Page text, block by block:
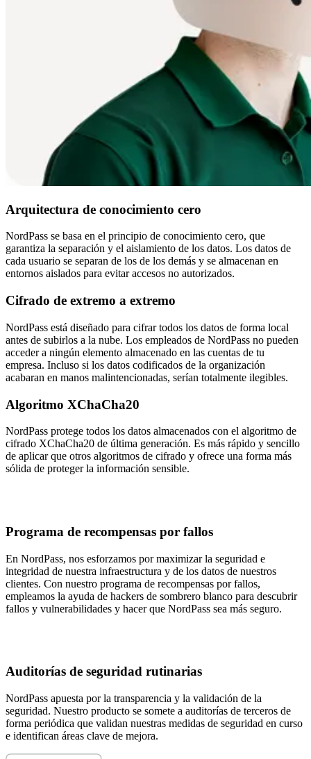
Arquitectura de conocimiento cero
NordPass se basa en el principio de conocimiento cero, que
garantiza la separación y el aislamiento de los datos. Los datos de
cada usuario se separan de los de los demás y se almacenan en
entornos aislados para evitar accesos no autorizados.
Cifrado de extremo a extremo
NordPass está diseñado para cifrar todos los datos de forma local
antes de subirlos a la nube. Los empleados de NordPass no pueden
acceder a ningún elemento almacenado en las cuentas de tu
empresa. Incluso si los datos codificados de la organización
acabaran en manos malintencionadas, serían totalmente ilegibles.
Algoritmo XChaCha20
NordPass protege todos los datos almacenados con el algoritmo de
cifrado XChaCha20 de última generación. Es más rápido y sencillo
de aplicar que otros algoritmos de cifrado y ofrece una forma más
sólida de proteger la información sensible.
Programa de recompensas por fallos
En NordPass, nos esforzamos por maximizar la seguridad e
integridad de nuestra infraestructura y de los datos de nuestros
clientes. Con nuestro programa de recompensas por fallos,
empleamos la ayuda de hackers de sombrero blanco para descubrir
fallos y vulnerabilidades y hacer que NordPass sea más seguro.
Auditorías de seguridad rutinarias
NordPass apuesta por la transparencia y la validación de la
seguridad. Nuestro producto se somete a auditorías de terceros de
forma periódica que validan nuestras medidas de seguridad en curso
e identifican áreas clave de mejora.